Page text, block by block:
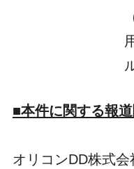
■本件に関する報
オリコンDD株式